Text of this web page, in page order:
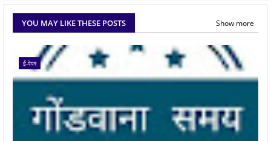
YOU MAY LIKE THESE POSTS Show more
ई-पेपर